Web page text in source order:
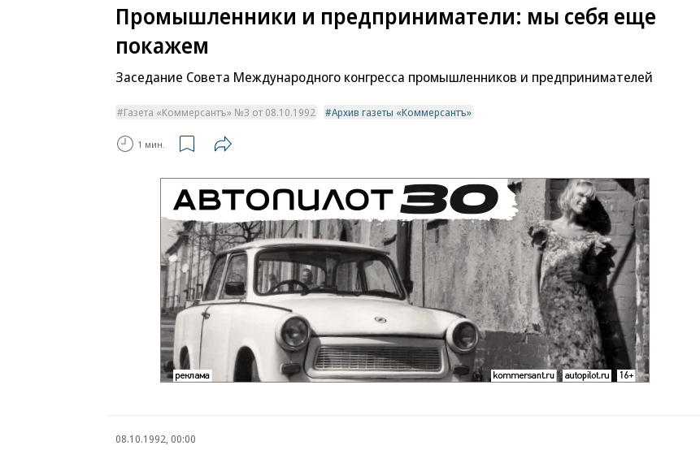
Промышленники и предприниматели: мы себя еще
покажем
Заседание Совета Международного конгресса промышленников и предпринимателей
Газета «Коммерсантъ» №3 от 08.10.1992 Архив газеты «Коммерсантъ»
1 мин.
08.10.1992, 00:00